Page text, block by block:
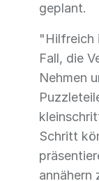
geplant.
"Hilfreich
Fall, die
Nehmen
Schritt
annähern